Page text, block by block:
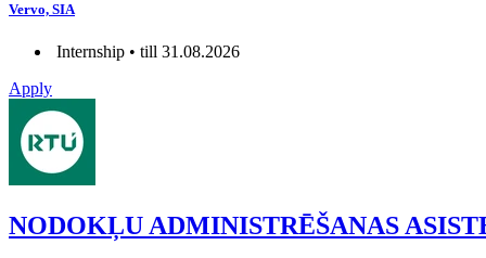
Vervo, SIA
Internship • till 31.08.2026
Apply
NODOKĻU ADMINISTRĒŠANAS